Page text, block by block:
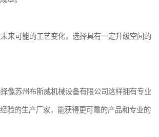
来可能的工艺变化，选择具有一定升级空间的
像苏州布斯威机械设备有限公司这样拥有专业
验的生产厂家，能获得更可靠的产品和专业的